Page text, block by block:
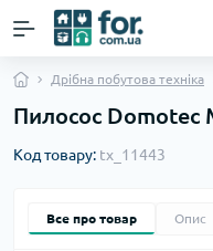
Дрібна побутова техніка
Пилосос Domotec
Код товару: tx_11443
Все про товар Опис